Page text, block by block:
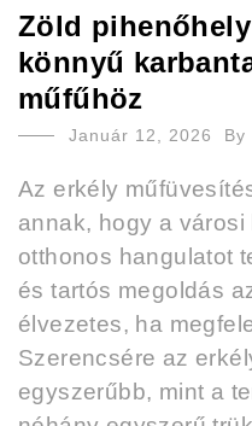
Zöld
könnyű
műfűhöz
Január 12, 2026 By
Az erkély
annak, hogy a
otthonos hangulatot
és tartós megoldás
élvezetes, ha
Szerencsére az
egyszerűbb, mint a